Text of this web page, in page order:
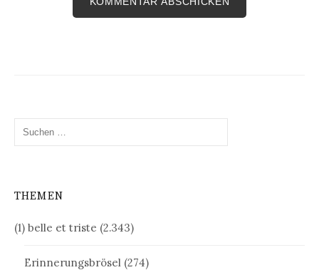
Suchen
THEMEN
(1) belle et triste (2.343)
Erinnerungsbrösel (274)